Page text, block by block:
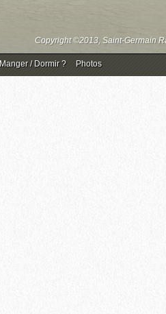
Copyright ©2013, Saint-Germain
Manger / Dormir ? Photos